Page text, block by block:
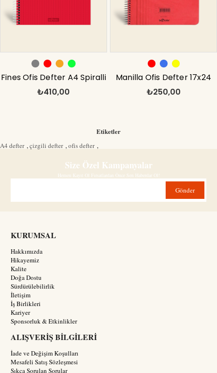
Fines Ofis Defter A4 Spiralli
Kareli Gri
₺410,00
Manilla Ofis Defter 17x24
Çizgili Kırmızı
₺250,00
Etiketler
A4 defter , çizgili defter , ofis defter ,
Size Özel Kampanyalar
Hemen Kayıt Ol Fırsatlardan Önce Sen Haberdar Ol!
Gönder
KURUMSAL
Hakkımızda
Hikayemiz
Kalite
Doğa Dostu
Sürdürülebilirlik
İletişim
İş Birlikleri
Kariyer
Sponsorluk & Etkinlikler
ALIŞVERİŞ BİLGİLERİ
İade ve Değişim Koşulları
Mesafeli Satış Sözleşmesi
Sıkça Sorulan Sorular